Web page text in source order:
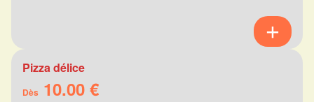
Pizza délice
Dès 10.00 €